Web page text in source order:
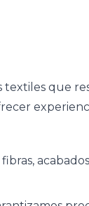
que